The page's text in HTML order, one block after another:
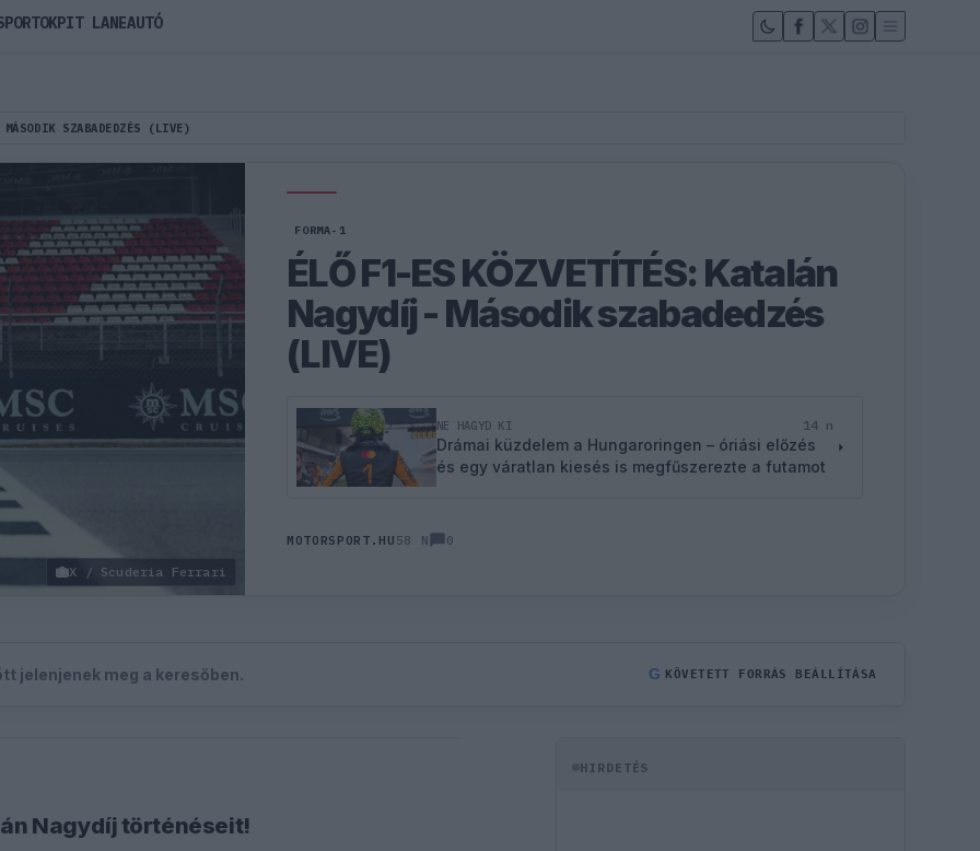
SZABADEDZÉS (LIVE)
X / Scuderia Ferrari
FORMA-1
ÉLŐ F1-ES KÖZVETÍTÉS: Katalán
Nagydíj - Második szabadedzés
(LIVE)
NE HAGYD KI 14 n
Drámai küzdelem a Hungaroringen – óriási előzés
és egy váratlan kiesés is megfűszerezte a futamot
MOTORSPORT.HU 58 N 0
jelenjenek meg a keresőben. G KÖVETETT FORRÁS BEÁLLÍTÁSA
Nagydíj történéseit!
HIRDETÉS
PIT LANEAUTÓ